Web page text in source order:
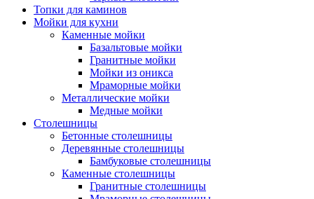
Топки для каминов
Мойки для кухни
Каменные мойки
Базальтовые мойки
Гранитные мойки
Мойки из оникса
Мраморные мойки
Металлические мойки
Медные мойки
Столешницы
Бетонные столешницы
Деревянные столешницы
Бамбуковые столешницы
Каменные столешницы
Гранитные столешницы